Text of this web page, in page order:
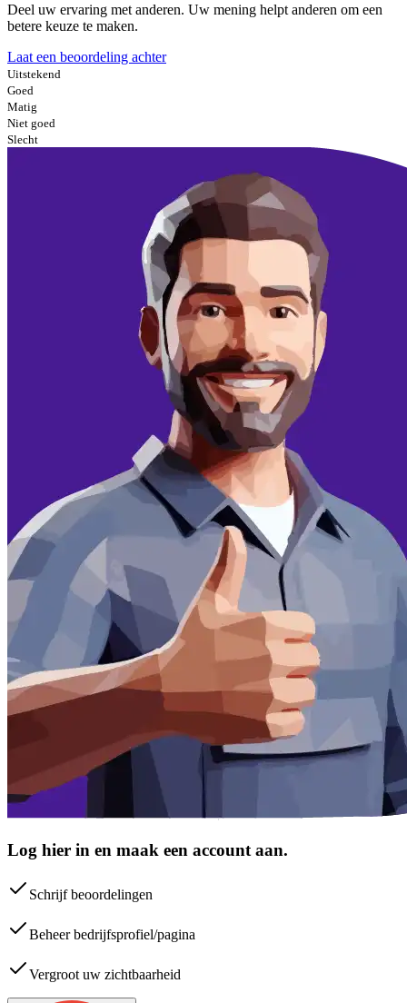
Deel uw ervaring met anderen. Uw mening helpt anderen om een
betere keuze te maken.
Laat een beoordeling achter
Uitstekend
Goed
Matig
Niet goed
Slecht
Log hier in en maak een account aan.
Schrijf beoordelingen
Beheer bedrijfsprofiel/pagina
Vergroot uw zichtbaarheid